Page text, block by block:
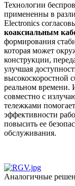
Технологии
примененны в
Electronics
коаксиальным
формирования
которая может
конструкции,
улучшая
высокоскоростной
реальном времени.
совместно с
тележками
эффективности
повысить ее
обслуживания.
Аналогичные